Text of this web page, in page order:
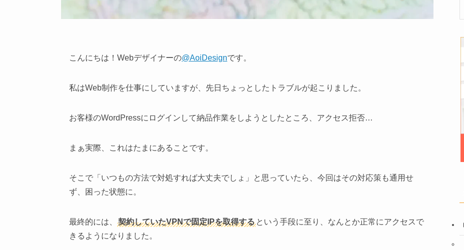
こんにちは！Webデザイナーの@AoiDesignです。
私はWeb制作を仕事にしていますが、先日ちょっとしたトラブルが起こりました。
お客様のWordPressにログインして納品作業をしようとしたところ、アクセス拒否…
まぁ実際、これはたまにあることです。
そこで「いつもの方法で対処すれば大丈夫でしょ」と思っていたら、今回はその対応策も通用せ
ず、困った状態に。
最終的には、 契約していたVPNで固定IPを取得する という手段に至り、なんとか正常にアクセスで
きるようになりました。